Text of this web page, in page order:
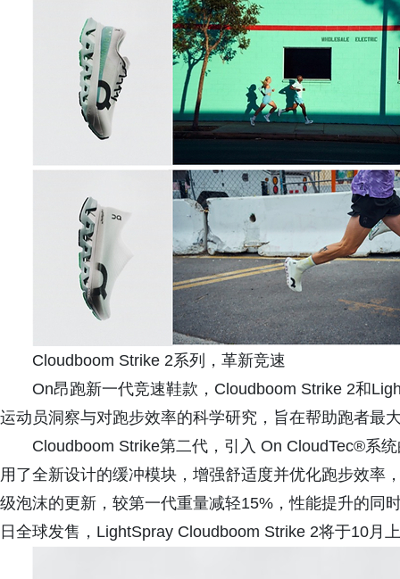
Cloudboom Strike 2系列，革新竞速
On昂跑新一代竞速鞋款，Cloudboom Strike 2和
运动员洞察与对跑步效率的科学研究，旨在帮助跑者最
Cloudboom Strike第二代，引入 On CloudTec®系
用了全新设计的缓冲模块，增强舒适度并优化跑步效
级泡沫的更新，较第一代重量减轻15%，性能提升的同
日全球发售，LightSpray Cloudboom Strike 2将于10月